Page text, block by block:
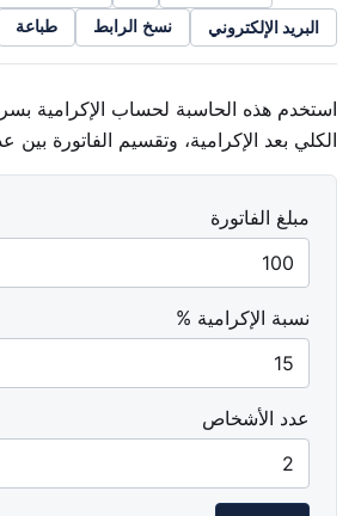
البريد الإلكتروني
نسخ الرابط طباعة
استخدم هذه الحاسبة لحساب الإكرامية
الكلي بعد الإكرامية، وتقسيم الفاتورة
مبلغ الفاتورة
نسبة الإكرامية %
عدد الأشخاص